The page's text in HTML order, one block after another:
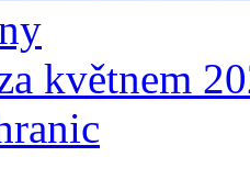
květnem